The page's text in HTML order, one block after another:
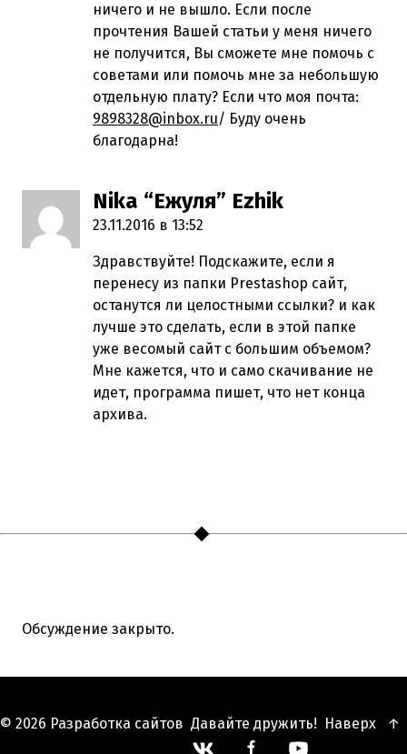
ничего и не вышло. Если после
прочтения Вашей статьи у меня ничего
не получится, Вы сможете мне помочь с
советами или помочь мне за небольшую
отдельную плату? Если что моя почта:
9898328@inbox.ru/ Буду очень
благодарна!
Nika “Ежуля” Ezhikпишет:
23.11.2016 в 13:52
Здравствуйте! Подскажите, если я
перенесу из папки Prestashop сайт,
останутся ли целостными ссылки? и как
лучше это сделать, если в этой папке
уже весомый сайт с большим объемом?
Мне кажется, что и само скачивание не
идет, программа пишет, что нет конца
архива.
Обсуждение закрыто.
© 2026 Разработка сайтов Давайте дружить! Наверх ↑